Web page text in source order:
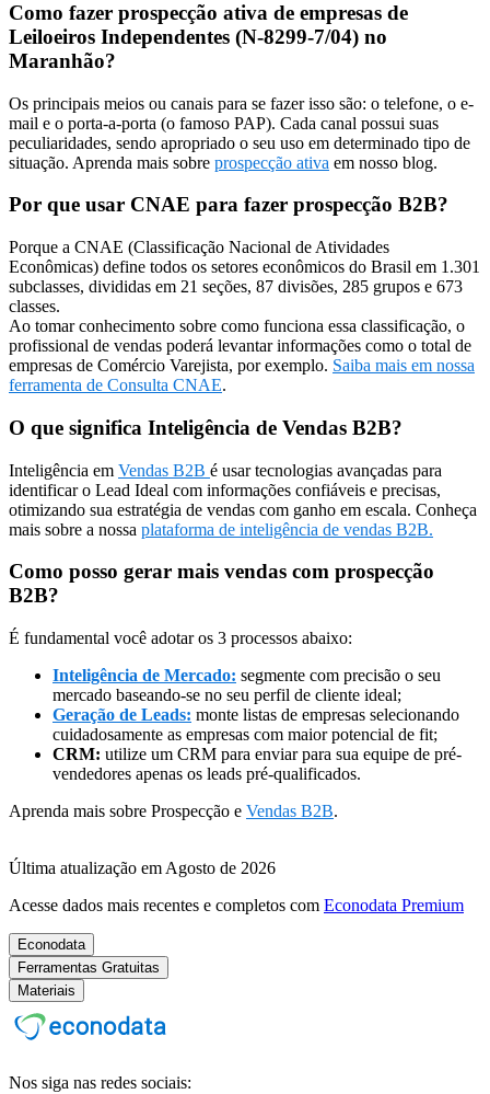
Como fazer prospecção ativa de empresas de
Leiloeiros Independentes (N-8299-7/04) no
Maranhão?
Os principais meios ou canais para se fazer isso são: o telefone, o e-
mail e o porta-a-porta (o famoso PAP). Cada canal possui suas
peculiaridades, sendo apropriado o seu uso em determinado tipo de
situação. Aprenda mais sobre prospecção ativa em nosso blog.
Por que usar CNAE para fazer prospecção B2B?
Porque a CNAE (Classificação Nacional de Atividades
Econômicas) define todos os setores econômicos do Brasil em 1.301
subclasses, divididas em 21 seções, 87 divisões, 285 grupos e 673
classes.
Ao tomar conhecimento sobre como funciona essa classificação, o
profissional de vendas poderá levantar informações como o total de
empresas de Comércio Varejista, por exemplo. Saiba mais em nossa
ferramenta de Consulta CNAE.
O que significa Inteligência de Vendas B2B?
Inteligência em Vendas B2B é usar tecnologias avançadas para
identificar o Lead Ideal com informações confiáveis e precisas,
otimizando sua estratégia de vendas com ganho em escala. Conheça
mais sobre a nossa plataforma de inteligência de vendas B2B.
Como posso gerar mais vendas com prospecção
B2B?
É fundamental você adotar os 3 processos abaixo:
Inteligência de Mercado: segmente com precisão o seu
mercado baseando-se no seu perfil de cliente ideal;
Geração de Leads: monte listas de empresas selecionando
cuidadosamente as empresas com maior potencial de fit;
CRM: utilize um CRM para enviar para sua equipe de pré-
vendedores apenas os leads pré-qualificados.
Aprenda mais sobre Prospecção e Vendas B2B.
Última atualização em Agosto de 2026
Acesse dados mais recentes e completos com Econodata Premium
Econodata
Ferramentas Gratuitas
Materiais
Nos siga nas redes sociais: